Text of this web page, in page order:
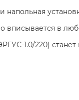
напольная
вписывается в
1.0/220)